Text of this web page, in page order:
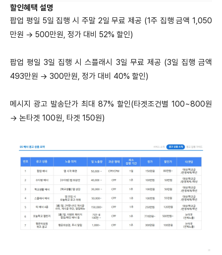
할인혜택 설명
팝업 평일 5일 집행 시 주말 2일 무료 제공 (1주 집행 금액 1,050
만원 → 500만원, 정가 대비 52% 할인)
팝업 평일 3일 집행 시 스플래시 3일 무료 제공 (3일 집행 금액
493만원 → 300만원, 정가 대비 40% 할인)
메시지 광고 발송단가 최대 87% 할인(타겟조건별 100~800원
→ 논타겟 100원, 타겟 150원)